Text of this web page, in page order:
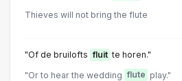
Thieves will not bring the flute
"Of de bruilofts fluit te horen."
"Or to hear the wedding flute play."